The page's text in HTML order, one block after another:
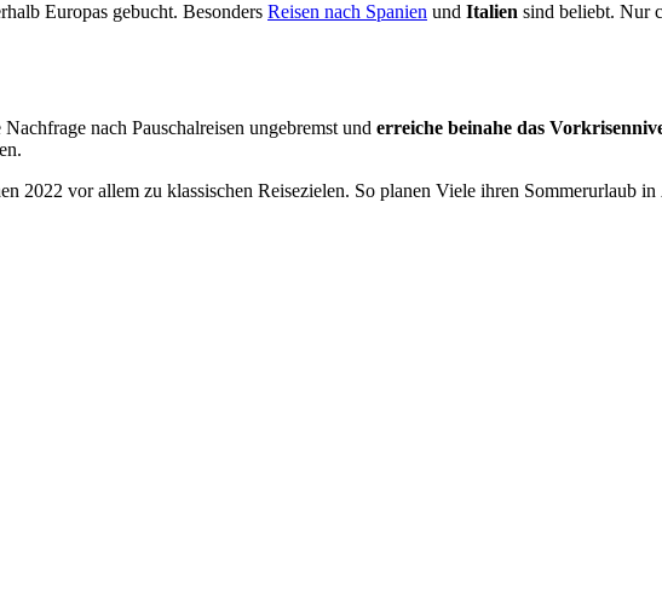
Europas gebucht. Besonders Reisen nach Spanien und Italien sind beliebt. Nur
Nachfrage nach Pauschalreisen ungebremst und erreiche beinahe das
2022 vor allem zu klassischen Reisezielen. So planen Viele ihren Sommerurlaub